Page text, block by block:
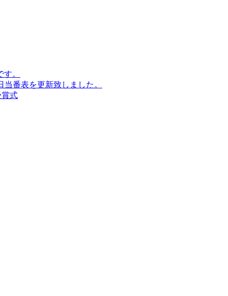
。
当番表を更新致しました。
式